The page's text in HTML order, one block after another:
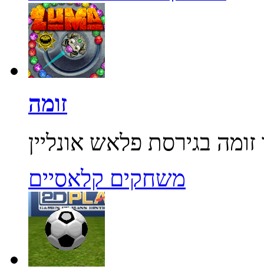
זומה
משחקים קלאסיים